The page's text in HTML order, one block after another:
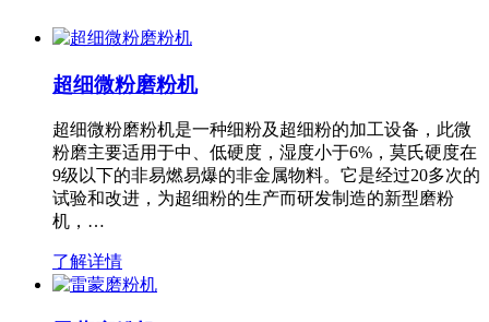
超细微粉磨粉机
超细微粉磨粉机是一种细粉及超细粉的加工设备，此微
粉磨主要适用于中、低硬度，湿度小于6%，莫氏硬度在
9级以下的非易燃易爆的非金属物料。它是经过20多次的
试验和改进，为超细粉的生产而研发制造的新型磨粉
机，…
了解详情